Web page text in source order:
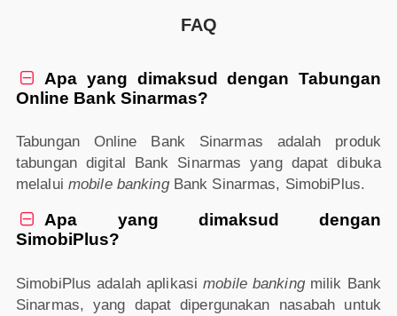
FAQ

Apa yang dimaksud dengan Tabungan
Online Bank Sinarmas?
Tabungan Online Bank Sinarmas adalah produk
tabungan digital Bank Sinarmas yang dapat dibuka
melalui mobile bankingBank Sinarmas, SimobiPlus.

Apa yang dimaksud dengan
SimobiPlus?
SimobiPlus adalah aplikasimobile bankingmilik Bank
Sinarmas, yang dapat dipergunakan nasabah untuk